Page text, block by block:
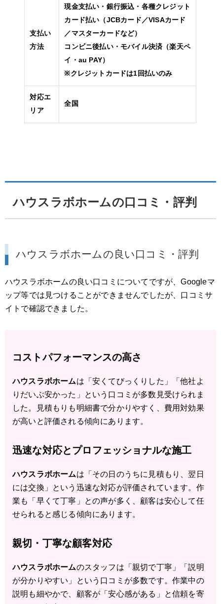
支払い
方法
現金支払い・銀行振込・各種クレジット
カード払い（JCBカード／VISAカード
／マスターカードなど）
コンビニ後払い・モバイル決済（楽天ペ
イ・au PAY）
※クレジットカードは1回払いのみ
対応エ
リア
全国
ハウスラボホームの口コミ・評判
ハウスラボホームの良い口コミ・評判
ハウスラボホームの良い口コミについてですが、Googleマ
ップ等では見つけることができませんでしたが、口コミサ
イトで確認できました。
コストパフォーマンスの高さ
ハウスラボホームは「安くてびっくりした」「他社よ
りだいぶ安かった」という口コミが多数見受けられま
した。見積もりも明細書で分かりやすく、費用対効果
が高いと評価される傾向にあります。
迅速な対応とプロフェッショナルな施工
ハウスラボホームは「その日のうちに見積もり、翌日
には交換」という迅速な対応が評価されています。作
業も「早くて丁寧」との声が多く、顧客は安心して任
せられると感じる傾向にあります。
親切・丁寧な顧客対応
ハウスラボホームのスタッフは「親切で丁寧」「説明
が分かりやすい」という口コミが多数です。作業中の
説明も細やかで、顧客が「安心感がある」と信頼を寄